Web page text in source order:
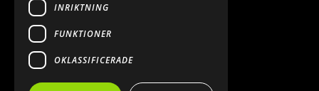
2026. ALL RIGHTS RESERVED.
POWERED BY EMPORI CMS
INRIKTNING
FUNKTIONER
OKLASSIFICERADE